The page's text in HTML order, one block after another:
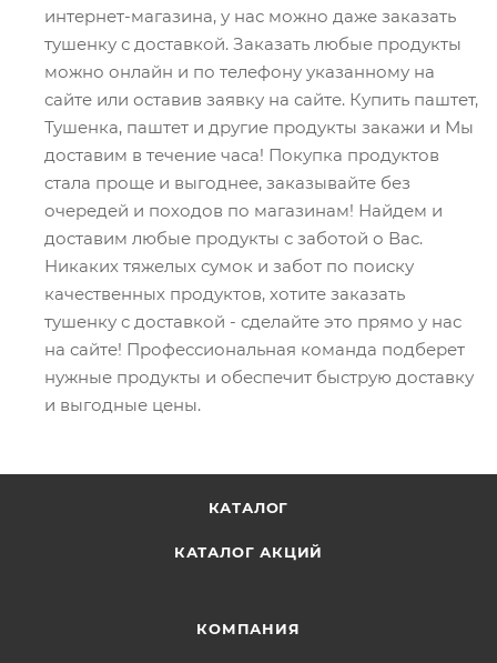
интернет-магазина, у нас можно даже заказать
тушенку с доставкой. Заказать любые продукты
можно онлайн и по телефону указанному на
сайте или оставив заявку на сайте. Купить паштет,
Тушенка, паштет и другие продукты закажи и Мы
доставим в течение часа! Покупка продуктов
стала проще и выгоднее, заказывайте без
очередей и походов по магазинам! Найдем и
доставим любые продукты с заботой о Вас.
Никаких тяжелых сумок и забот по поиску
качественных продуктов, хотите заказать
тушенку с доставкой - сделайте это прямо у нас
на сайте! Профессиональная команда подберет
нужные продукты и обеспечит быструю доставку
и выгодные цены.
КАТАЛОГ
КАТАЛОГ АКЦИЙ
КОМПАНИЯ